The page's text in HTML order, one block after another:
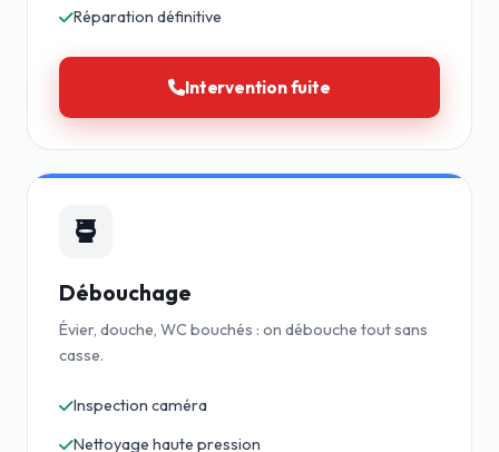
Réparation définitive
Intervention fuite
Débouchage
Évier, douche, WC bouchés : on débouche tout sans
casse.
Inspection caméra
Nettoyage haute pression